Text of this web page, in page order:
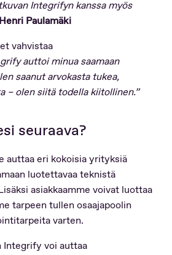
Integrifyn kanssa myös
Henri Paulamäki
vahvistaa
auttoi minua saamaan
saanut arvokasta tukea,
– olen siitä todella kiitollinen.”
seuraava?
auttaa eri kokoisia yrityksiä
luotettavaa teknistä
asiakkaamme voivat luottaa
tarpeen tullen osaajapoolin
varten.
voi auttaa